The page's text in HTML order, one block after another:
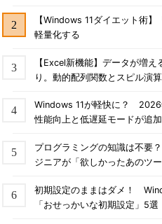
【Windows 11ダイエット術
軽量化する
【Excel新機能】データが増
り。動的配列関数とスピル演
Windows 11が軽快に？ 2026
性能向上と低遅延モードが追加
プログラミングの知識は不要
ジニアが「欲しかったあのツ
初期設定のままはダメ！
「おせっかいな初期設定」5選